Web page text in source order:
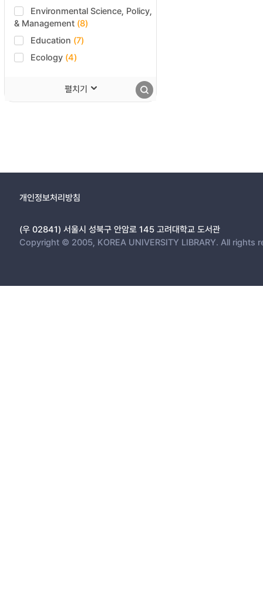
Environmental Science, Policy,
& Management (8)
Education (7)
Ecology (4)
펼치기
개인정보처리방침
(우 02841) 서울시 성북구 안암로 145 고려대학교 도서관
Copyright © 2005, KOREA UNIVERSITY LIBRARY. All rights